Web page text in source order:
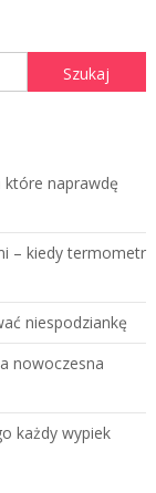
Szukaj:
które naprawdę
– kiedy termometr
niespodziankę
nowoczesna
każdy wypiek